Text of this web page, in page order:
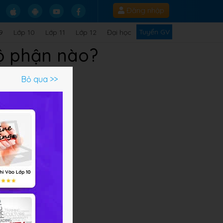
Đăng nhập
Lớp 10 Lớp 11 Lớp 12 Đại học Tuyển GV
phận nào?
Bỏ qua >>